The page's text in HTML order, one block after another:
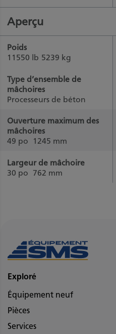
Aperçu
Poids
11550 lb 5239 kg
Type d’ensemble de
mâchoires
Processeurs de béton
Ouverture maximum des
mâchoires
49 po
1245 mm
Largeur de mâchoire
30 po 762 mm
Exploré
Équipement neuf
Pièces
Services